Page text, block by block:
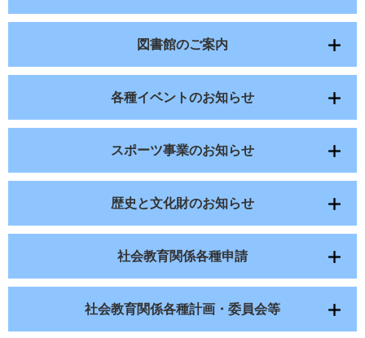
図書館のご案内
各種イベントのお知らせ
スポーツ事業のお知らせ
歴史と文化財のお知らせ
社会教育関係各種申請
社会教育関係各種計画・委員会等